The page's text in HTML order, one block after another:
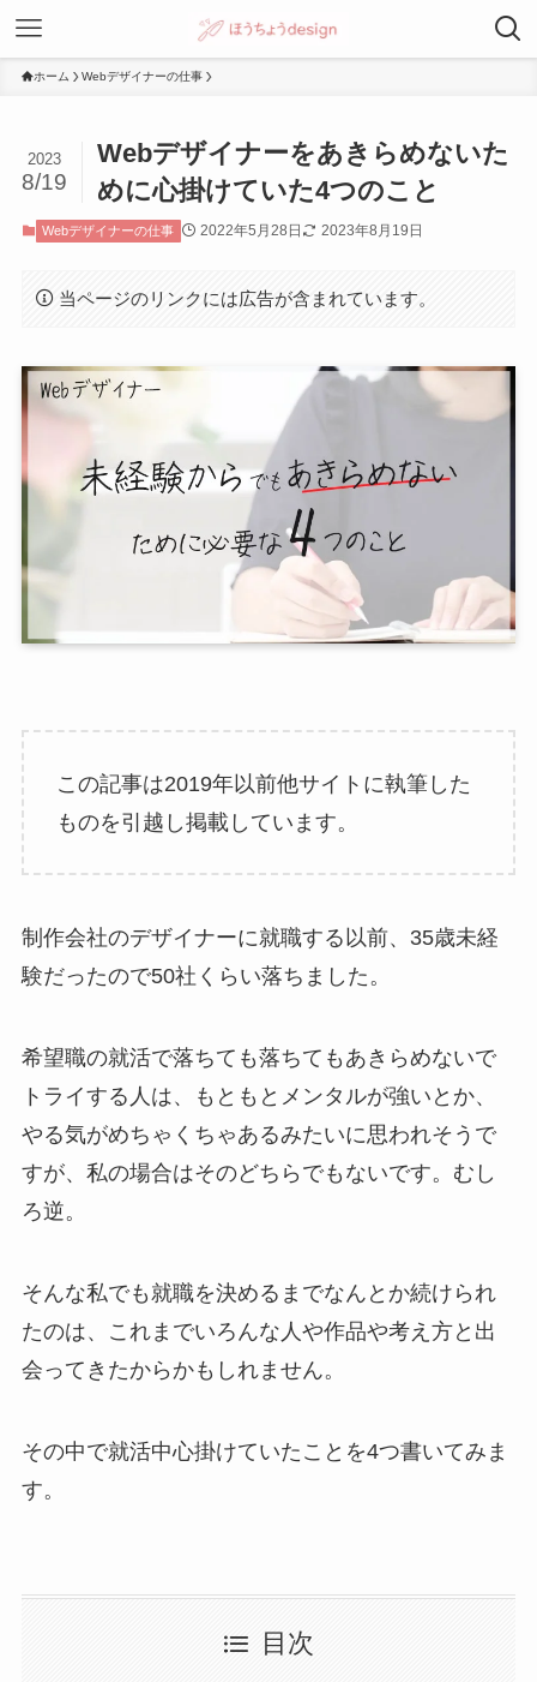
ホーム Webデザイナーの仕事
Webデザイナーをあきらめないた
めに心掛けていた4つのこと
2023
8/19
Webデザイナーの仕事 2022年5月28日 2023年8月19日
当ページのリンクには広告が含まれています。
この記事は2019年以前他サイトに執筆した
ものを引越し掲載しています。
制作会社のデザイナーに就職する以前、35歳未経
験だったので50社くらい落ちました。
希望職の就活で落ちても落ちてもあきらめないで
トライする人は、もともとメンタルが強いとか、
やる気がめちゃくちゃあるみたいに思われそうで
すが、私の場合はそのどちらでもないです。むし
ろ逆。
そんな私でも就職を決めるまでなんとか続けられ
たのは、これまでいろんな人や作品や考え方と出
会ってきたからかもしれません。
その中で就活中心掛けていたことを4つ書いてみま
す。
目次